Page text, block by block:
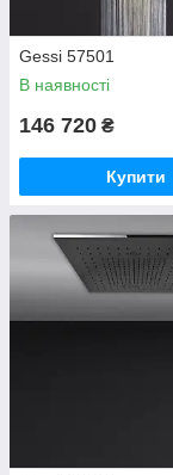
Gessi 57501
В наявності
146 720 ₴
Купити